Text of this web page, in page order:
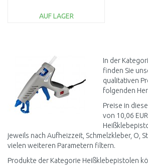
AUF LAGER
Vergleichen
In der
finden Sie
qualitativen
folgenden
Preise in
von 10,06
jeweils nach Aufheizzeit, Schmelzkleber, O,
vielen weiteren Parametern filtern.
Produkte der Kategorie Heißklebepistolen